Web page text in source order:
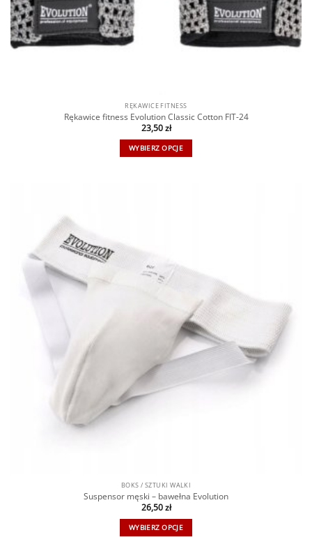
RĘKAWICE FITNESS
Rękawice fitness Evolution Classic Cotton FIT-24
23,50zł
WYBIERZ OPCJE
BOKS / SZTUKI WALKI
Suspensor męski – bawełna Evolution
26,50zł
WYBIERZ OPCJE